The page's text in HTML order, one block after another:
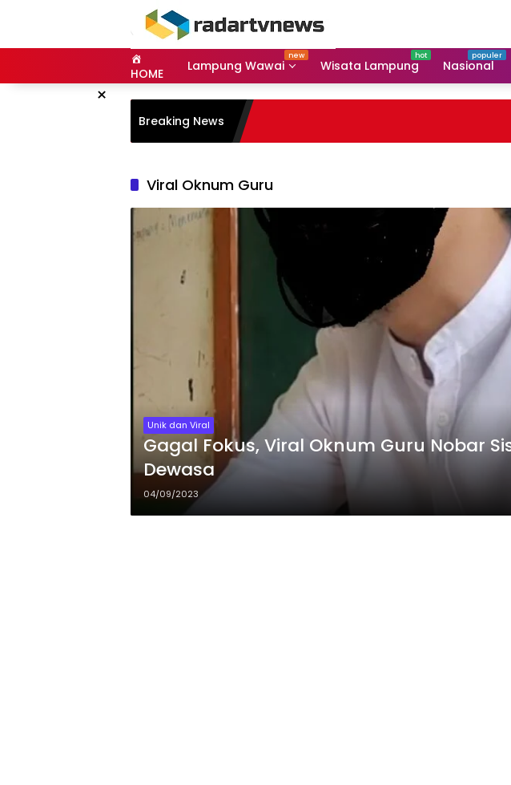
HOME Lampung Wawai Wisata Lampung Nasional
×
Breaking News
Viral Oknum Guru
Unik dan Viral
Gagal Fokus, Viral Oknum Guru Nobar
Dewasa
04/09/2023